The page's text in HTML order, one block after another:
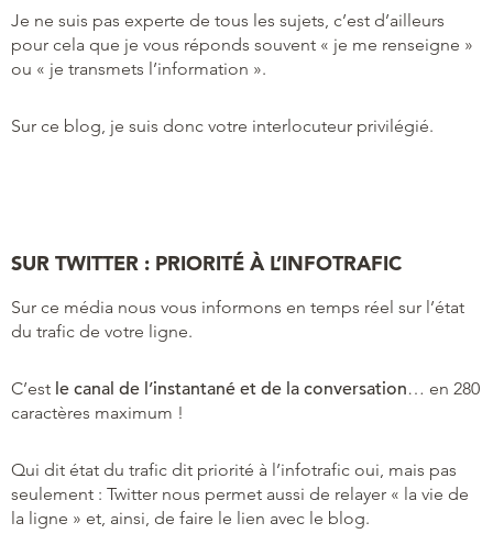
Je ne suis pas experte de tous les sujets, c’est d’ailleurs
pour cela que je vous réponds souvent « je me renseigne »
ou « je transmets l’information ».
Sur ce blog, je suis donc votre interlocuteur privilégié.
SUR TWITTER : PRIORITÉ À L’INFOTRAFIC
Sur ce média nous vous informons en temps réel sur l’état
du trafic de votre ligne.
C’est le canal de l’instantané et de la conversation… en 280
caractères maximum !
Qui dit état du trafic dit priorité à l’infotrafic oui, mais pas
seulement : Twitter nous permet aussi de relayer « la vie de
la ligne » et, ainsi, de faire le lien avec le blog.